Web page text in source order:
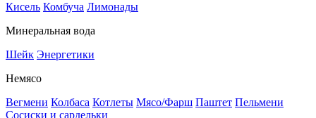
Кисель Комбуча Лимонады
Минеральная вода
Шейк Энергетики
Немясо
Вегмени Колбаса Котлеты Мясо/Фарш Паштет Пельмени
Сосиски и сардельки